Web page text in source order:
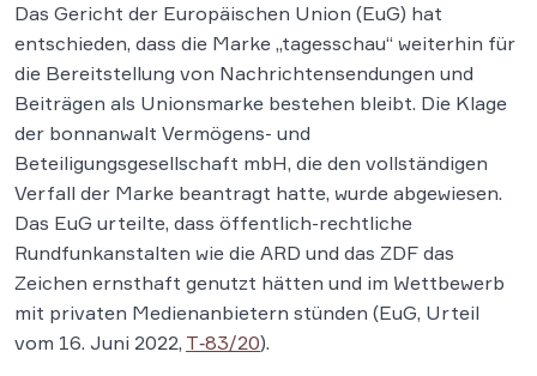
Das Gericht der Europäischen Union (EuG) hat
entschieden, dass die Marke „tagesschau“ weiterhin für
die Bereitstellung von Nachrichtensendungen und
Beiträgen als Unionsmarke bestehen bleibt. Die Klage
der bonnanwalt Vermögens- und
Beteiligungsgesellschaft mbH, die den vollständigen
Verfall der Marke beantragt hatte, wurde abgewiesen.
Das EuG urteilte, dass öffentlich-rechtliche
Rundfunkanstalten wie die ARD und das ZDF das
Zeichen ernsthaft genutzt hätten und im Wettbewerb
mit privaten Medienanbietern stünden (EuG, Urteil
vom 16. Juni 2022, T‑83/20).